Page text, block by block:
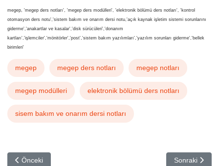
megep, 'megep ders notları', 'megep ders modülleri', 'elektronik bölümü ders notları', 'kontrol
otomasyon ders notu','sistem bakım ve onarım dersi notu,'açık kaynak işletim sistemi sorunlarını
giderme','anakartlar ve kasalar','disk sürücüleri','donanım
kartları','işlemciler','mönitörler','post','sistem bakım yazılımları','yazılım sorunları giderme','bellek
birimleri'
megep megep ders notları megep notları
megep modülleri elektronik bölümü ders notları
sisem bakım ve onarım dersi notları
Önceki makale: Akıllı Ev Aletleri
Önceki Sonraki
Sonraki